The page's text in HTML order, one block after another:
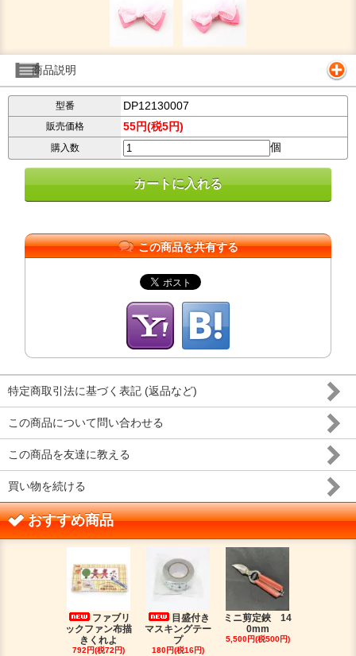
商品説明
型番 DP12130007
販売価格 55円(税5円)
購入数 個
この商品を共有する
特定商取引法に基づく表記 (返品など)
この商品について問い合わせる
この商品を友達に教える
買い物を続ける
おすすめ商品
ファブリ
ックファン布描
きくれよ
792円(税72円)
目盛付き
マスキングテー
プ
180円(税16円)
ミニ剪定鋏 14
0mm
5,500円(税500円)